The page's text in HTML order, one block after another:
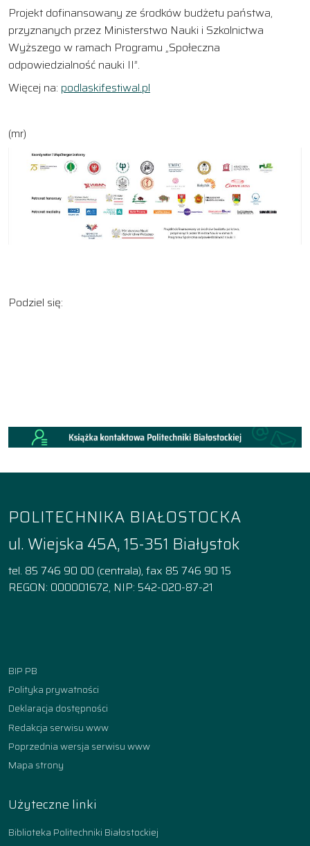
Projekt dofinansowany ze środków budżetu państwa,
przyznanych przez Ministerstwo Nauki i Szkolnictwa
Wyższego w ramach Programu „Społeczna
odpowiedzialność nauki II”.
Więcej na: podlaskifestiwal.pl
(mr)
Podziel się:
POLITECHNIKA BIAŁOSTOCKA
ul. Wiejska 45A, 15-351 Białystok
tel. 85 746 90 00 (centrala), fax 85 746 90 15
REGON: 000001672, NIP: 542-020-87-21
BIP PB
Polityka prywatności
Deklaracja dostępności
Redakcja serwisu www
Poprzednia wersja serwisu www
Mapa strony
Użyteczne linki
Biblioteka Politechniki Białostockiej